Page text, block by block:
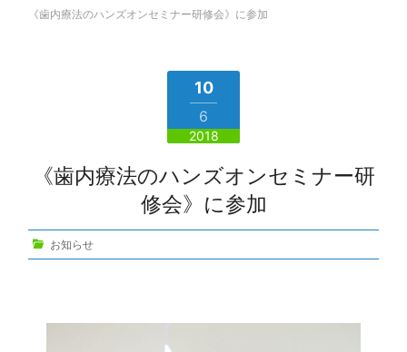
《歯内療法のハンズオンセミナー研修会》に参加
10
6
2018
《歯内療法のハンズオンセミナー研
修会》に参加
お知らせ